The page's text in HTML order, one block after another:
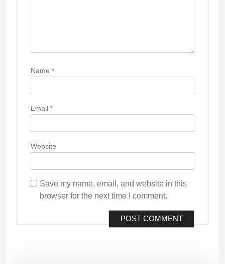
Name *
Email *
Website
Save my name, email, and website in this
browser for the next time I comment.